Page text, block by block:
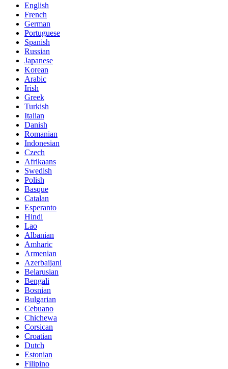
English
French
German
Portuguese
Spanish
Russian
Japanese
Korean
Arabic
Irish
Greek
Turkish
Italian
Danish
Romanian
Indonesian
Czech
Afrikaans
Swedish
Polish
Basque
Catalan
Esperanto
Hindi
Lao
Albanian
Amharic
Armenian
Azerbaijani
Belarusian
Bengali
Bosnian
Bulgarian
Cebuano
Chichewa
Corsican
Croatian
Dutch
Estonian
Filipino